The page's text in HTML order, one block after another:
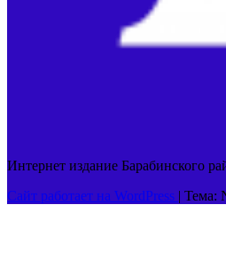
Интернет издание Барабинского
Сайт работает на WordPress | Тема: